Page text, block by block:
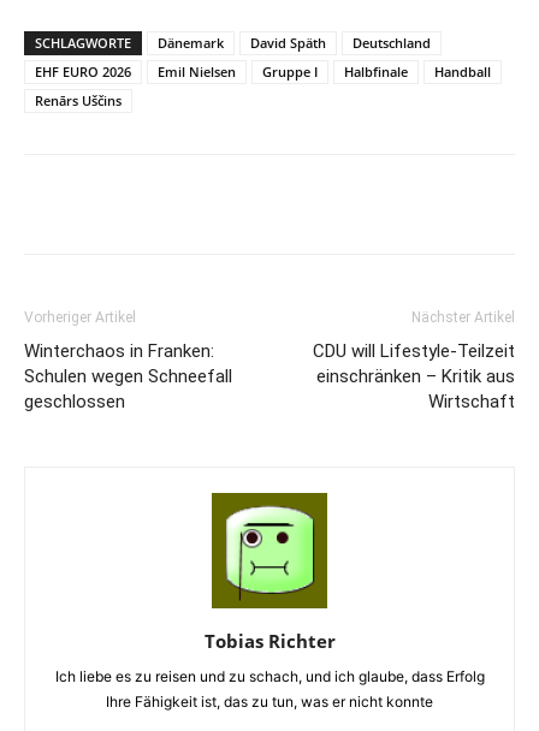
SCHLAGWORTE Dänemark David Späth
Deutschland
EHF EURO 2026
Emil Nielsen Gruppe I Halbfinale
Handball
Renārs Uščins
Vorheriger Artikel
Winterchaos in Franken:
Schulen wegen Schneefall
geschlossen
Nächster Artikel
CDU will Lifestyle-Teilzeit
einschränken – Kritik aus
Wirtschaft
Tobias Richter
Ich liebe es zu reisen und zu schach, und ich glaube, dass Erfolg
Ihre Fähigkeit ist, das zu tun, was er nicht konnte